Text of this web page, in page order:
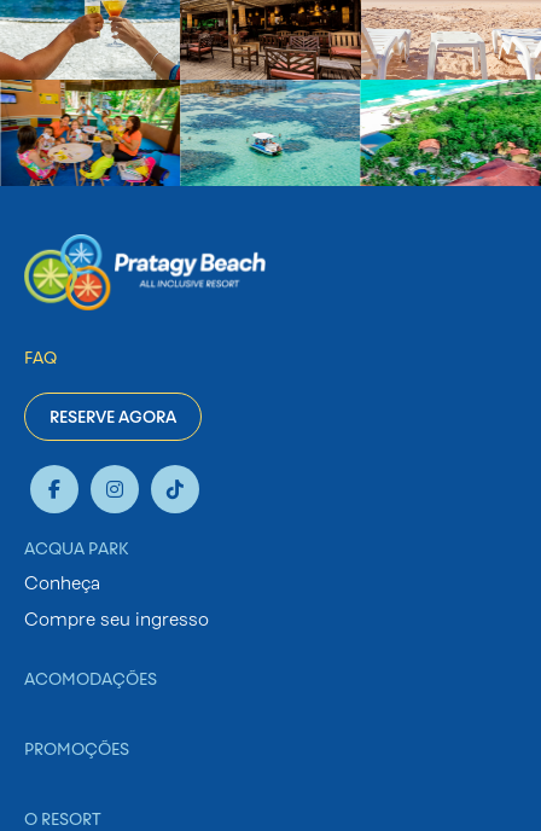
FAQ
RESERVE AGORA
ACQUA PARK
Conheça
Compre seu ingresso
ACOMODAÇÕES
PROMOÇÕES
O RESORT